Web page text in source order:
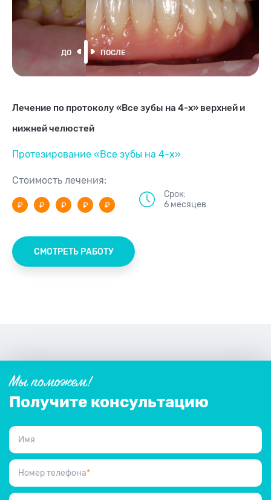
Лечение по протоколу «Все зубы на 4-х» верхней и
нижней челюстей
Протезирование «Все зубы на 4-х»
Стоимость лечения:
Срок:
6 месяцев
СМОТРЕТЬ РАБОТУ
Мы поможем!
Получите консультацию
Имя
Номер телефона*